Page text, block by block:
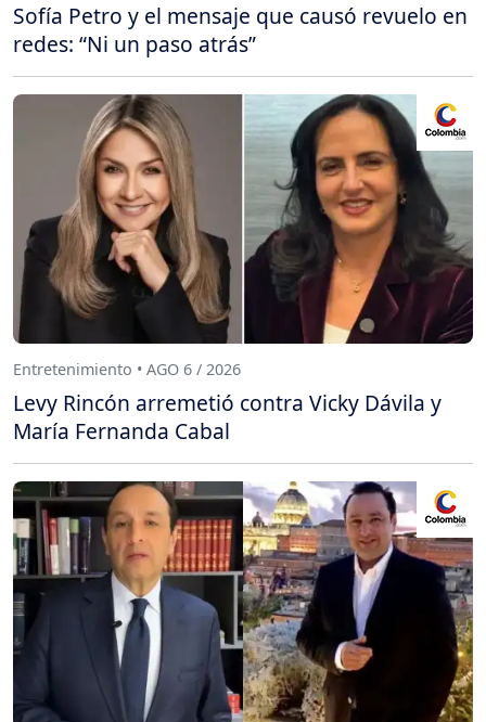
Sofía Petro y el mensaje que causó revuelo en
redes: “Ni un paso atrás”
Entretenimiento • AGO 6 / 2026
Levy Rincón arremetió contra Vicky Dávila y
María Fernanda Cabal